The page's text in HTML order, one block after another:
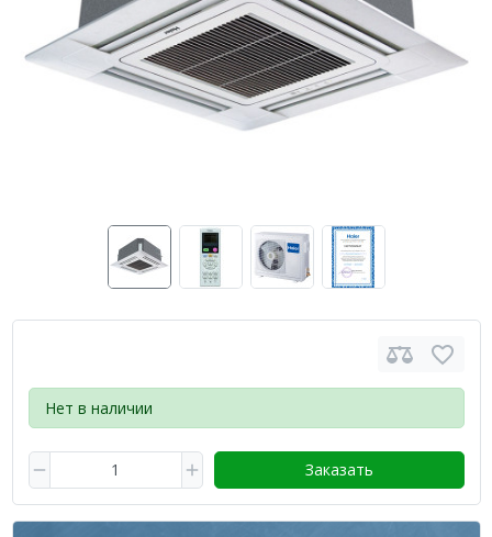
Нет в наличии
Заказать